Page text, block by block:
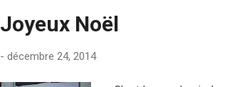
Joyeux Noël
- décembre 24, 2014